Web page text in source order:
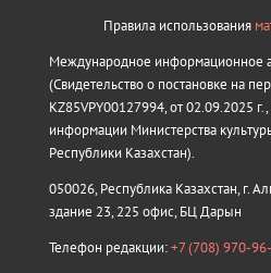
Правила использования
Международное информационное
(Свидетельство о постановке на
KZ85VPY00127994, от 02.09.2025
информации Министерства
Республики Казахстан).
050026, Республика Казахстан, г.
здание 23, 225 офис, БЦ Дарын
Телефон редакции:+7 (708) 970-